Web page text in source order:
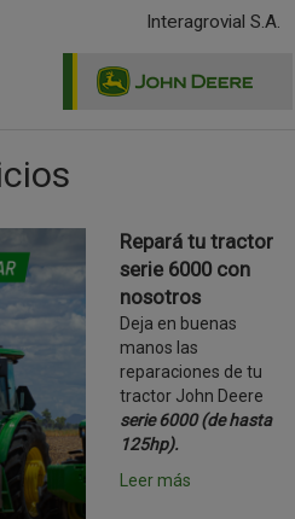
Interagrovial S.A.
Repará tu tractor
serie 6000 con
nosotros
Deja en buenas
manos las
reparaciones de tu
tractor John Deere
serie 6000 (de hasta
125hp).
Leer más